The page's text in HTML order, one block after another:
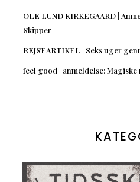
OLE LUND KIRKEGAARD |
Skipper
REJSEARTIKEL | Seks uger
feel good | anmeldelse: